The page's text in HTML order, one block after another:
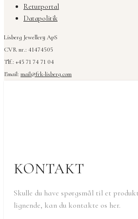
Returportal
Datapolitik
Lisberg Jewellery ApS
CVR nr.: 41474505
Tlf.: +45 71 74 71 04
Email: mail@frk-lisberg.com
KONTAKT
Skulle du have spørgsmål til et
lignende, kan du kontakte os her.